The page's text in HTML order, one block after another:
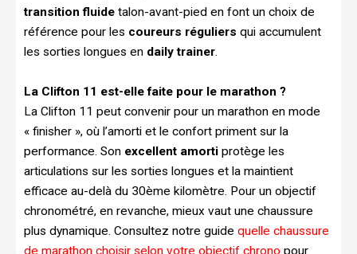
transition fluide talon-avant-pied en font un choix de
référence pour les coureurs réguliers qui accumulent
les sorties longues en daily trainer.
La Clifton 11 est-elle faite pour le marathon ?
La Clifton 11 peut convenir pour un marathon en mode
« finisher », où l’amorti et le confort priment sur la
performance. Son excellent amorti protège les
articulations sur les sorties longues et la maintient
efficace au-delà du 30ème kilomètre. Pour un objectif
chronométré, en revanche, mieux vaut une chaussure
plus dynamique. Consultez notre guide quelle chaussure
de marathon choisir selon votre objectif chrono pour